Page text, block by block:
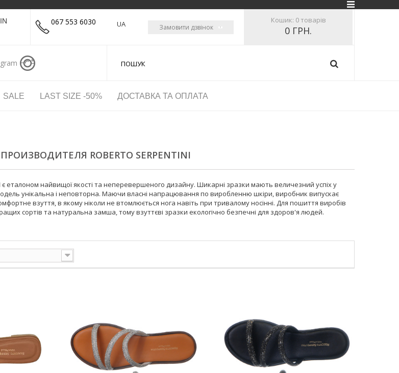
067 553 6030 UA Замовити дзвінок
Кошик: 0 товарів
0 ГРН.
SALE LAST SIZE -50% ДОСТАВКА ТА ОПЛАТА
ROBERTO SERPENTINI
є еталоном найвищої якості та неперевершеного дизайну. Шикарні зразки мають величезний успіх у
унікальна і неповторна. Маючи власні напрацювання по виробленню шкіри, виробник випускає
взуття, в якому ніколи не втомлюється нога навіть при тривалому носінні. Для пошиття виробів
сортів та натуральна замша, тому взуттєві зразки екологічно безпечні для здоров'я людей.